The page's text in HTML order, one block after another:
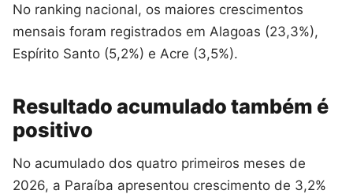
No ranking nacional, os maiores crescimentos
mensais foram registrados em Alagoas (23,3%),
Espírito Santo (5,2%) e Acre (3,5%).
Resultado acumulado também é
positivo
No acumulado dos quatro primeiros meses de
2026, a Paraíba apresentou crescimento de 3,2%